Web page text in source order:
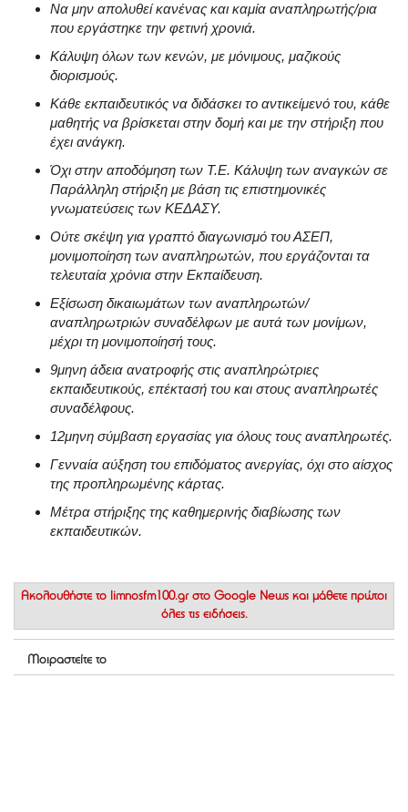
Να μην απολυθεί κανένας και καμία αναπληρωτής/ρια
που εργάστηκε την φετινή χρονιά.
Κάλυψη όλων των κενών, με μόνιμους, μαζικούς
διορισμούς.
Κάθε εκπαιδευτικός να διδάσκει το αντικείμενό του, κάθε
μαθητής να βρίσκεται στην δομή και με την στήριξη που
έχει ανάγκη.
Όχι στην αποδόμηση των Τ.Ε. Κάλυψη των αναγκών σε
Παράλληλη στήριξη με βάση τις επιστημονικές
γνωματεύσεις των ΚΕΔΑΣΥ.
Ούτε σκέψη για γραπτό διαγωνισμό του ΑΣΕΠ,
μονιμοποίηση των αναπληρωτών, που εργάζονται τα
τελευταία χρόνια στην Εκπαίδευση.
Εξίσωση δικαιωμάτων των αναπληρωτών/
αναπληρωτριών συναδέλφων με αυτά των μονίμων,
μέχρι τη μονιμοποίησή τους.
9μηνη άδεια ανατροφής στις αναπληρώτριες
εκπαιδευτικούς, επέκτασή του και στους αναπληρωτές
συναδέλφους.
12μηνη σύμβαση εργασίας για όλους τους αναπληρωτές.
Γενναία αύξηση του επιδόματος ανεργίας, όχι στο αίσχος
της προπληρωμένης κάρτας.
Μέτρα στήριξης της καθημερινής διαβίωσης των
εκπαιδευτικών.
Ακολουθήστε το limnosfm100.gr στο Google News και μάθετε πρώτοι
όλες τις ειδήσεις.
Μοιραστείτε το